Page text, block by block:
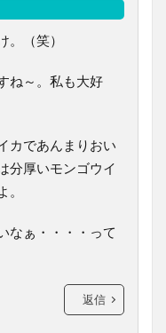
。（笑）
ね～。私も大好
カであんまりおい
分厚いモンゴウイ
なぁ・・・・って
返信